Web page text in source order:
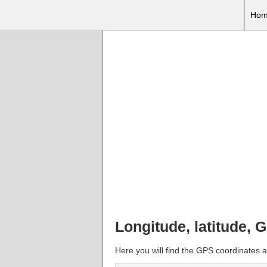
Longitude, latitude,
Here you will find the GPS coordinates